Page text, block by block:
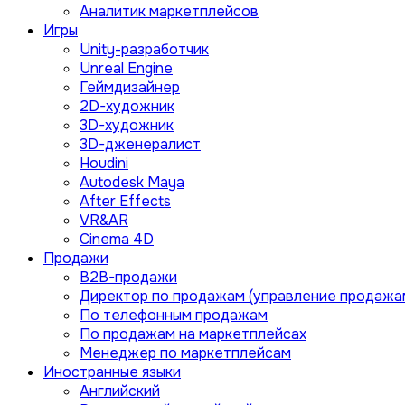
Аналитик маркетплейсов
Игры
Unity-разработчик
Unreal Engine
Геймдизайнер
2D-художник
3D-художник
3D-дженералист
Houdini
Autodesk Maya
After Effects
VR&AR
Cinema 4D
Продажи
B2B-продажи
Директор по продажам (управление
По телефонным продажам
По продажам на маркетплейсах
Менеджер по маркетплейсам
Иностранные языки
Английский